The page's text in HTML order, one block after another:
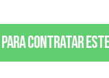
para contratar